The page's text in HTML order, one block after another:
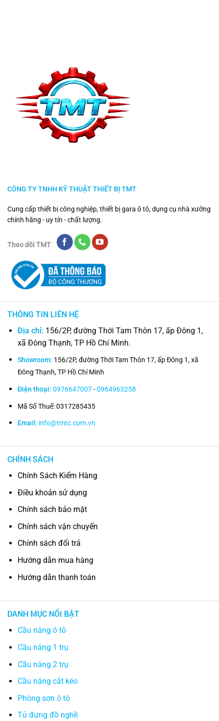
CÔNG TY TNHH KỸ THUẬT THIẾT BỊ TMT
Cung cấp thiết bị công nghiệp, thiết bị gara ô tô, dụng cụ nhà xưởng
chính hãng - uy tín - chất lượng.
Theo dõi TMT
THÔNG TIN LIÊN HỆ
Địa chỉ: 156/2P, đường Thới Tam Thôn 17, ấp Đông 1,
xã Đông Thạnh, TP Hồ Chí Minh.
Showroom: 156/2P, đường Thới Tam Thôn 17, ấp Đông 1, xã
Đông Thạnh, TP Hồ Chí Minh
Điện thoại: 0976647007-0964963258
Mã Số Thuế: 0317285435
Email: info@tmtc.com.vn
CHÍNH SÁCH
Chính Sách Kiểm Hàng
Điều khoản sử dụng
Chính sách bảo mật
Chính sách vận chuyển
Chính sách đổi trả
Hướng dẫn mua hàng
Hướng dẫn thanh toán
DANH MỤC NỔI BẬT
Cầu nâng ô tô
Cầu nâng 1 trụ
Cầu nâng 2 trụ
Cầu nâng cắt kéo
Phòng sơn ô tô
Tủ đựng đồ nghề